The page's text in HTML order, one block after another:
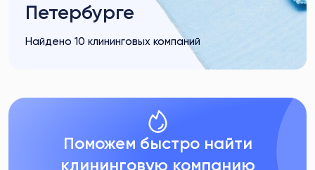
Петербурге
Найдено 10 клининговых компаний
Поможем быстро найти
клининговую компанию